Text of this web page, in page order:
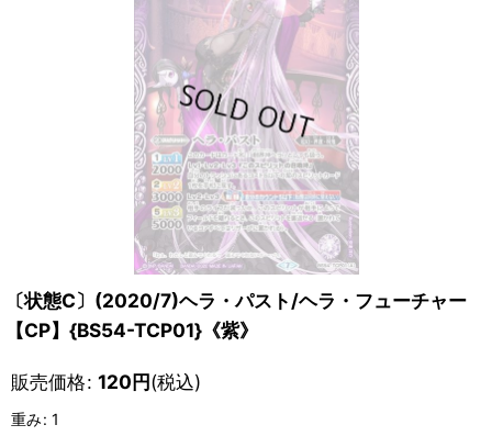
〔状態C〕(2020/7)ヘラ・パスト/ヘラ・フューチャー
【CP】{BS54-TCP01}《紫》
販売価格: 120円(税込)
重み: 1